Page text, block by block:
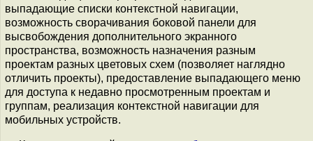
выпадающие списки контекстной навигации,
возможность сворачивания боковой панели для
высвобождения дополнительного экранного
пространства, возможность назначения разным
проектам разных цветовых схем (позволяет наглядно
отличить проекты), предоставление выпадающего меню
для доступа к недавно просмотренным проектам и
группам, реализация контекстной навигации для
мобильных устройств.